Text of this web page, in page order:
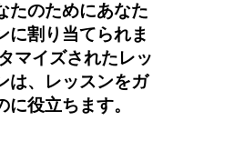
たのためにあなた
に割り当てられま
マイズされたレッ
は、レッスンをガ
に役立ちます。